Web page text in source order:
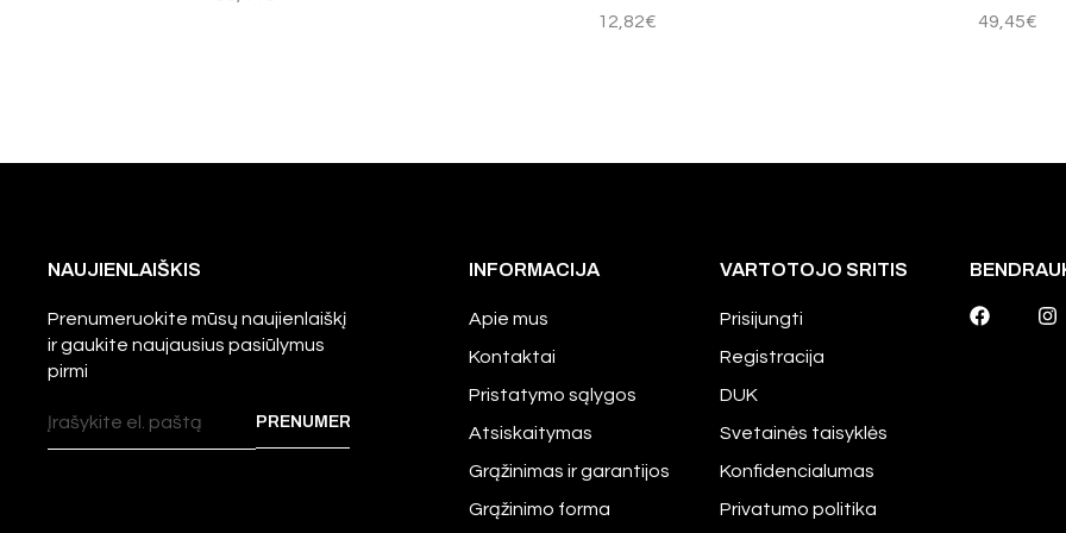
12,82€ 49,45€
NAUJIENLAIŠKIS
Prenumeruokite mūsų naujienlaiškį
ir gaukite naujausius pasiūlymus
pirmi
INFORMACIJA
Apie mus
Kontaktai
Pristatymo sąlygos
Atsiskaitymas
Grąžinimas ir garantijos
Grąžinimo forma
VARTOTOJO SRITIS
Prisijungti
Registracija
DUK
Svetainės taisyklės
Konfidencialumas
Privatumo politika